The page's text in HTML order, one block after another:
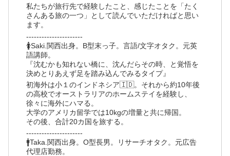
私たちが旅行先で経験したこと、感じたことを「たく
さんある旅の一つ」として読んでいただければと思い
ます。
----------------------
🚺Saki.関西出身。B型末っ子。言語/文字オタク。元英
語講師。
『沈むかも知れない橋に、沈んだらその時、と覚悟を
決めとりあえず足を踏み込んでみるタイプ』
初海外は小１のインドネシア🇮🇩。それから約10年後
の高校でオーストラリアのホームステイを経験し、
徐々に海外にハマる。
大学のアメリカ留学では10kgの増量と共に帰国。
その後、合計20カ国を旅する。
----------------------
🚹Taka.関西出身。O型長男。リサーチオタク。元広告
代理店勤務。